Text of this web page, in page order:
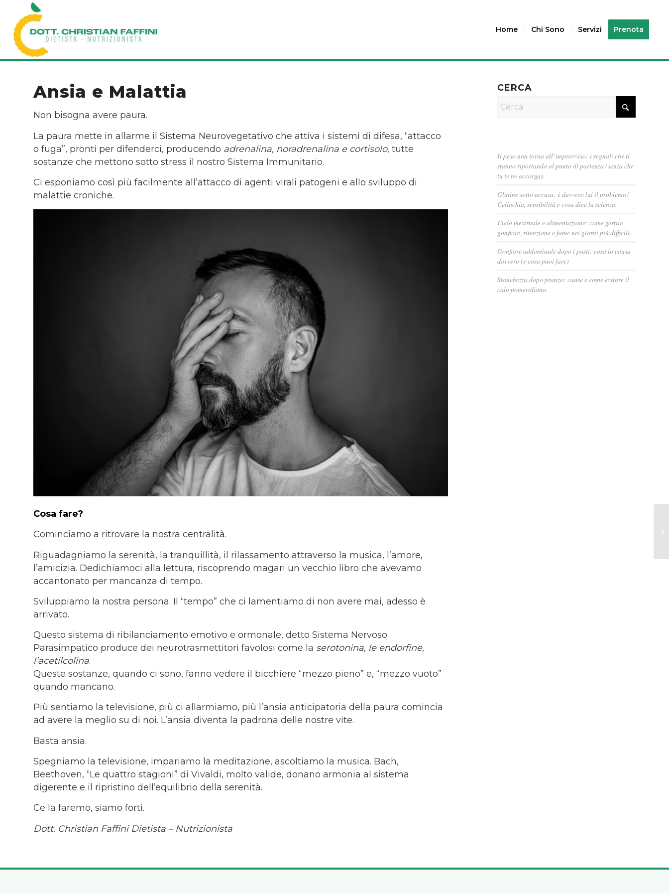
Home Chi Sono Servizi Prenota
Ansia e Malattia
Non bisogna avere paura.
La paura mette in allarme il Sistema Neurovegetativo che attiva i sistemi di difesa, “attacco
o fuga”, pronti per difenderci, producendo adrenalina, noradrenalina e cortisolo, tutte
sostanze che mettono sotto stress il nostro Sistema Immunitario.
Ci esponiamo così più facilmente all’attacco di agenti virali patogeni e allo sviluppo di
malattie croniche.
Cosa fare?
Cominciamo a ritrovare la nostra centralità.
Riguadagniamo la serenità, la tranquillità, il rilassamento attraverso la musica, l’amore,
l’amicizia. Dedichiamoci alla lettura, riscoprendo magari un vecchio libro che avevamo
accantonato per mancanza di tempo.
Sviluppiamo la nostra persona. Il “tempo” che ci lamentiamo di non avere mai, adesso è
arrivato.
Questo sistema di ribilanciamento emotivo e ormonale, detto Sistema Nervoso
Parasimpatico produce dei neurotrasmettitori favolosi come la serotonina, le endorfine,
l’acetilcolina.
Queste sostanze, quando ci sono, fanno vedere il bicchiere “mezzo pieno” e, “mezzo vuoto”
quando mancano.
Più sentiamo la televisione, più ci allarmiamo, più l’ansia anticipatoria della paura comincia
ad avere la meglio su di noi. L’ansia diventa la padrona delle nostre vite.
Basta ansia.
Spegniamo la televisione, impariamo la meditazione, ascoltiamo la musica. Bach,
Beethoven, “Le quattro stagioni” di Vivaldi, molto valide, donano armonia al sistema
digerente e il ripristino dell’equilibrio della serenità.
Ce la faremo, siamo forti.
Dott. Christian Faffini Dietista – Nutrizionista
CERCA
Il peso non torna all’improvviso: i segnali che ti
stanno riportando al punto di partenza (senza che
tu te ne accorga).
Glutine sotto accusa: è davvero lui il problema?
Celiachia, sensibilità e cosa dice la scienza.
Ciclo mestruale e alimentazione: come gestire
gonfiore, ritenzione e fame nei giorni più difficili.
Gonfiore addominale dopo i pasti: cosa lo causa
davvero (e cosa puoi fare)
Stanchezza dopo pranzo: cause e come evitare il
calo pomeridiano.